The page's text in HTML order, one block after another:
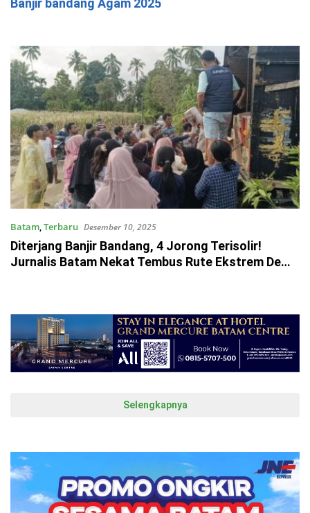
Banjir bandang Agam 2025
Batam,Terbaru Desember 10, 2025
Diterjang Banjir Bandang, 4 Jorong Terisolir!
Jurnalis Batam Nekat Tembus Rute Ekstrem Demi
Selengkapnya